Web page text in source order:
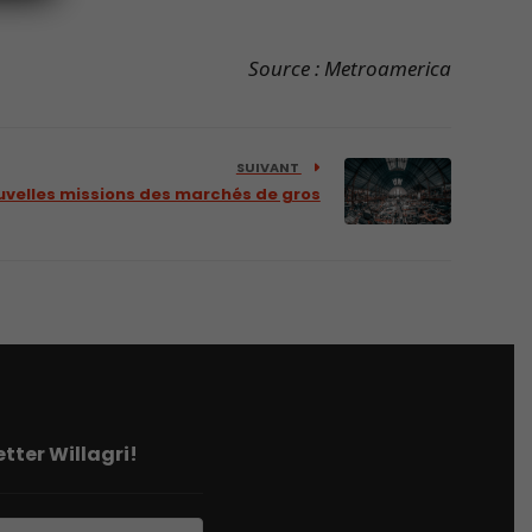
Source : Metroamerica
SUIVANT
missions des marchés de gros
Willagri!